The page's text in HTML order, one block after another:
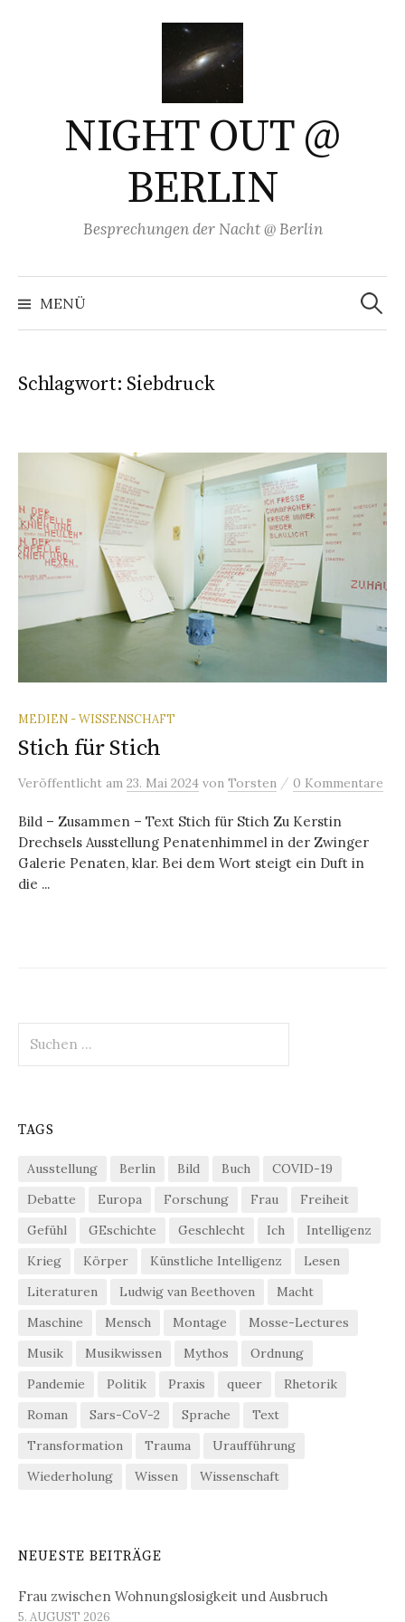
NIGHT OUT @
BERLIN
Besprechungen der Nacht @ Berlin
MENÜ
Suchen
nach:
Schlagwort: Siebdruck
MEDIEN - WISSENSCHAFT
Stich für Stich
Veröffentlicht am 23. Mai 2024 von Torsten / 0 Kommentare
Bild – Zusammen – Text Stich für Stich Zu Kerstin
Drechsels Ausstellung Penatenhimmel in der Zwinger
Galerie Penaten, klar. Bei dem Wort steigt ein Duft in
die ...
nach:
TAGS
Ausstellung Berlin Bild Buch
COVID-19
Debatte
Europa Forschung Frau
Freiheit
Gefühl
GEschichte Geschlecht Ich
Intelligenz
Krieg
Körper Künstliche Intelligenz
Lesen
Literaturen
Ludwig van Beethoven
Macht
Maschine
Mensch Montage
Mosse-Lectures
Musik
Musikwissen Mythos
Ordnung
Pandemie
Politik Praxis queer
Rhetorik
Roman
Sars-CoV-2 Sprache
Text
Transformation
Trauma
Uraufführung
Wiederholung
Wissen Wissenschaft
NEUESTE BEITRÄGE
Frau zwischen Wohnungslosigkeit und Ausbruch
5. AUGUST 2026